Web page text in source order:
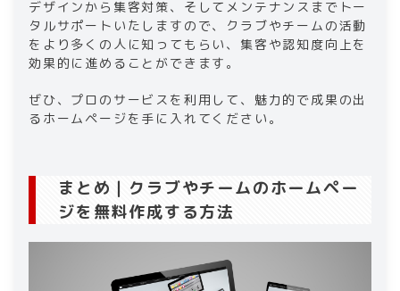
デザインから集客対策、そしてメンテナンスまでトー
タルサポートいたしますので、クラブやチームの活動
をより多くの人に知ってもらい、集客や認知度向上を
効果的に進めることができます。
ぜひ、プロのサービスを利用して、魅力的で成果の出
るホームページを手に入れてください。
まとめ｜クラブやチームのホームペー
ジを無料作成する方法